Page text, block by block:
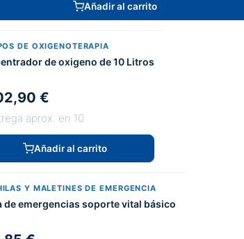
Añadir al carrito
DE OXIGENOTERAPIA
de oxigeno de 10 Litros
€
aprox. en 10
Añadir al carrito
Y MALETINES DE EMERGENCIA
de emergencias soporte vital básico